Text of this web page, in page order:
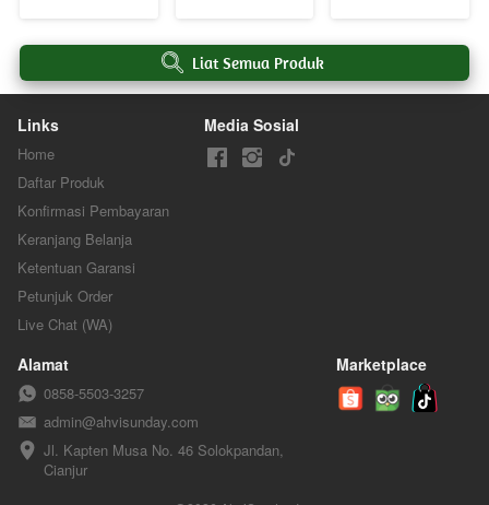
` Liat Semua Produk
Links
Home
Daftar Produk
Konfirmasi Pembayaran
Keranjang Belanja
Ketentuan Garansi
Petunjuk Order
Live Chat (WA)
Media Sosial
Alamat
0858-5503-3257
admin@ahvisunday.com
Jl. Kapten Musa No. 46 Solokpandan,
Cianjur
Marketplace